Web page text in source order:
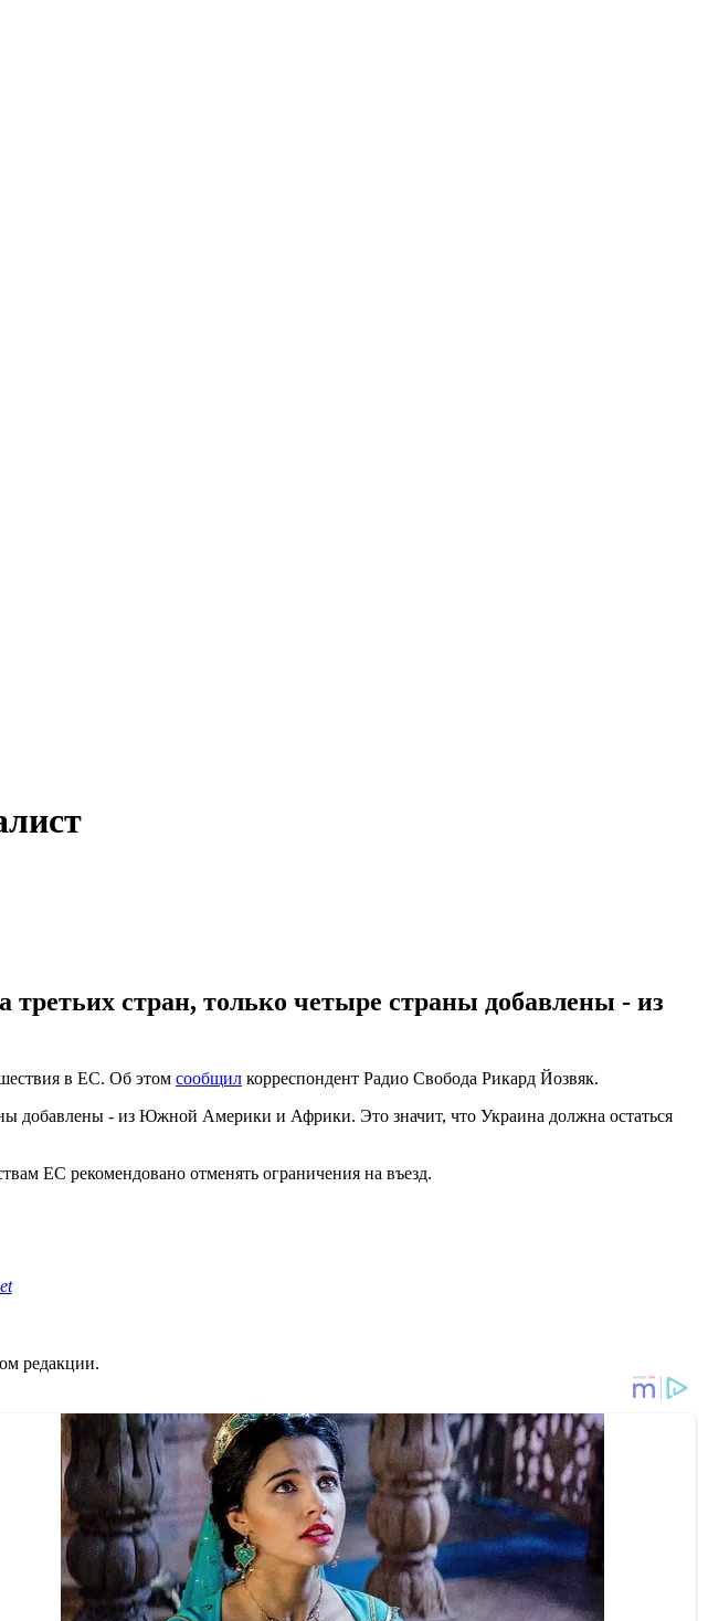
стран, только четыре страны добавлены - из
в ЕС. Об этом сообщил корреспондент Радио Свобода Рикард Йозвяк.
добавлены - из Южной Америки и Африки. Это значит, что Украина должна остаться
ЕС рекомендовано отменять ограничения на въезд.
редакции.